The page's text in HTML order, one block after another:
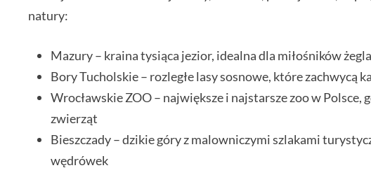
natury:
Mazury – kraina tysiąca jezior, idealna dla miłośników
Bory Tucholskie – rozległe lasy sosnowe, które zachwycą
Wrocławskie ZOO – największe i najstarsze zoo w
zwierząt
Bieszczady – dzikie góry z malowniczymi szlakami
wędrówek